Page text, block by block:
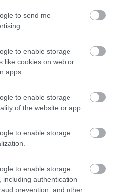
to send me
to enable storage
like cookies on web or
apps.
to enable storage
of the website or app.
to enable storage
to enable storage
including authentication
prevention, and other
6,4 7
di costa sabbiosa del mar